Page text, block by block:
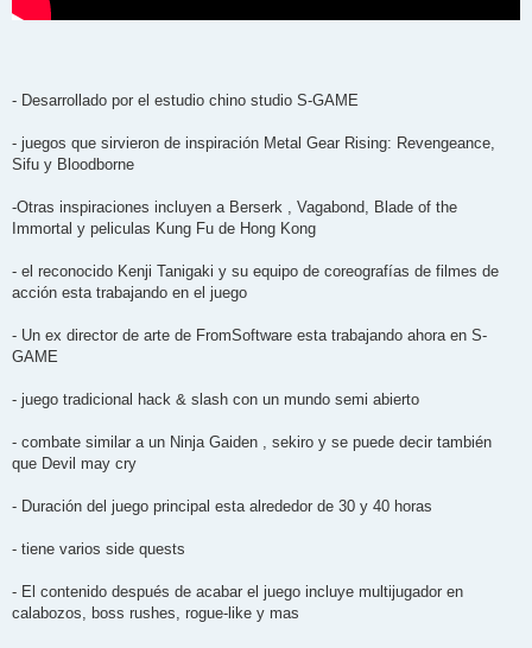
- Desarrollado por el estudio chino studio S-GAME
- juegos que sirvieron de inspiración Metal Gear Rising: Revengeance,
Sifu y Bloodborne
-Otras inspiraciones incluyen a Berserk , Vagabond, Blade of the
Immortal y peliculas Kung Fu de Hong Kong
- el reconocido Kenji Tanigaki y su equipo de coreografías de filmes de
acción esta trabajando en el juego
- Un ex director de arte de FromSoftware esta trabajando ahora en S-
GAME
- juego tradicional hack & slash con un mundo semi abierto
- combate similar a un Ninja Gaiden , sekiro y se puede decir también
que Devil may cry
- Duración del juego principal esta alrededor de 30 y 40 horas
- tiene varios side quests
- El contenido después de acabar el juego incluye multijugador en
calabozos, boss rushes, rogue-like y mas